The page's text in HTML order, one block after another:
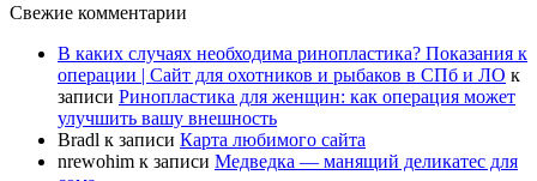
Свежие комментарии
В каких случаях необходима ринопластика? Показания к
операции | Сайт для охотников и рыбаков в СПб и ЛО к
записи Ринопластика для женщин: как операция может
улучшить вашу внешность
Bradl к записи Карта любимого сайта
nrewohim к записи Медведка — манящий деликатес для